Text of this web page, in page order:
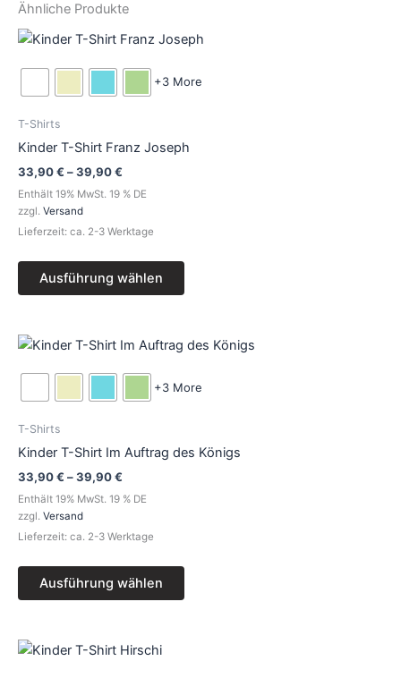
Ähnliche Produkte
+3 More
T-Shirts
Kinder T-Shirt Franz Joseph
33,90€ –39,90€
Preisspanne:
bis
39,90 €
Enthält 19% MwSt. 19 % DE
zzgl. Versand
Lieferzeit: ca. 2-3 Werktage
Ausführung wählen
Dieses
weist
auf.
gewählt
+3 More
T-Shirts
Kinder T-Shirt Im Auftrag des Königs
33,90€ –39,90€
Preisspanne:
bis
39,90 €
Enthält 19% MwSt. 19 % DE
zzgl. Versand
Lieferzeit: ca. 2-3 Werktage
Ausführung wählen
Dieses
weist
auf.
gewählt
Preisspanne: